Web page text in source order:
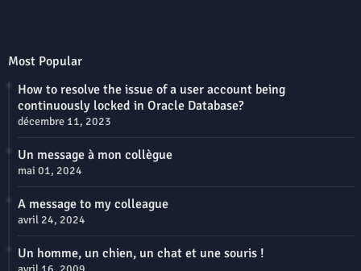
Most Popular
How to resolve the issue of a user account being
continuously locked in Oracle Database?
décembre 11, 2023
Un message à mon collègue
mai 01, 2024
A message to my colleague
avril 24, 2024
Un homme, un chien, un chat et une souris !